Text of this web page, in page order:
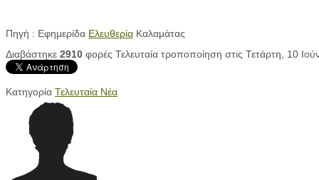
Πηγή : Εφημερίδα Ελευθερία Καλαμάτας
Διαβάστηκε 2910 φορές Τελευταία τροποποίηση στις Τετάρτη, 10
Κατηγορία Τελευταία Νέα